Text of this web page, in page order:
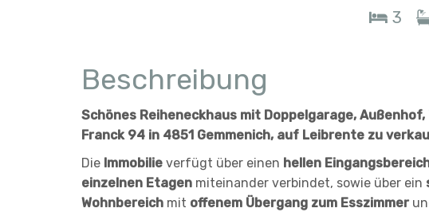
3
Beschreibung
Schönes Reiheneckhaus mit Doppelgarage,
Franck 94 in 4851 Gemmenich, auf Leibrente zu
Die Immobilie verfügt über einen hellen
einzelnen Etagen miteinander verbindet, sowie über ein
Wohnbereich mit offenem Übergang zum Esszimmer